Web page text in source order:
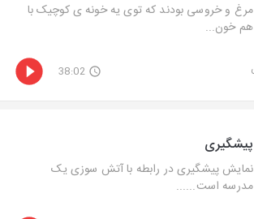
مرغ و خروسی بودند که توی یه خونه ی کوچیک با
هم خون...
38:02
پیشگیری
نمایش پیشگیری در رابطه با آتش سوزی یک
مدرسه است......